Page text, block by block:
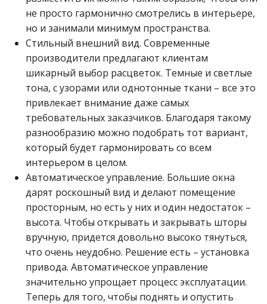
не просто гармонично смотрелись в интерьере,
но и занимали минимум пространства.
Стильный внешний вид. Современные
производители предлагают клиентам
шикарный выбор расцветок. Темные и светлые
тона, с узорами или однотонные ткани – все это
привлекает внимание даже самых
требовательных заказчиков. Благодаря такому
разнообразию можно подобрать тот вариант,
который будет гармонировать со всем
интерьером в целом.
Автоматическое управление. Большие окна
дарят роскошный вид и делают помещение
просторным, но есть у них и один недостаток –
высота. Чтобы открывать и закрывать шторы
вручную, придется довольно высоко тянуться,
что очень неудобно. Решение есть – установка
привода. Автоматическое управление
значительно упрощает процесс эксплуатации.
Теперь для того, чтобы поднять и опустить